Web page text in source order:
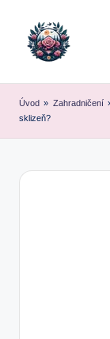
Úvod » Zahradničení
sklizeň?